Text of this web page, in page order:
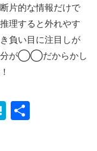
片的な情報だけで
理すると外れやす
負い目に注目しが
分が◯◯だからかし
H